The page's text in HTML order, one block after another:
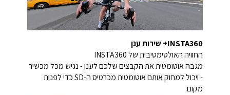
INSTA360+ שירות ענן
החוויה האולטימטיבית של INSTA360
מגבה אוטומטית את הקבצים שלכם לענן - נגיש מכל מכשיר
- ויכול למחוק אותם אוטומטית מכרטיס ה-SD כדי לפנות
מקום.